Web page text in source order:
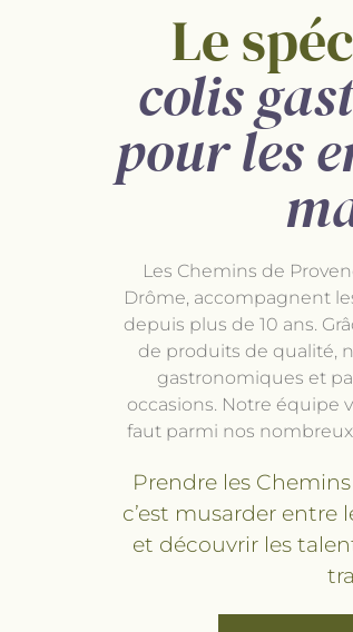
Le
colis
pour les
Les Chemins de
Drôme, accompagnent
depuis plus de 10 ans.
de produits de qualité,
gastronomiques et
occasions. Notre équipe
faut parmi nos
Prendre les
c’est musarder entre
et découvrir les